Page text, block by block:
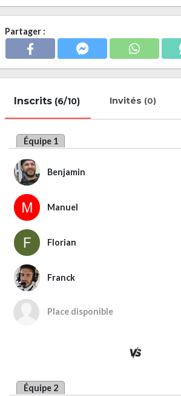
Partager :
Inscrits(6/10) Invités (0)
Équipe 1
Benjamin
Manuel
Florian
Franck
Place disponible
Équipe 2